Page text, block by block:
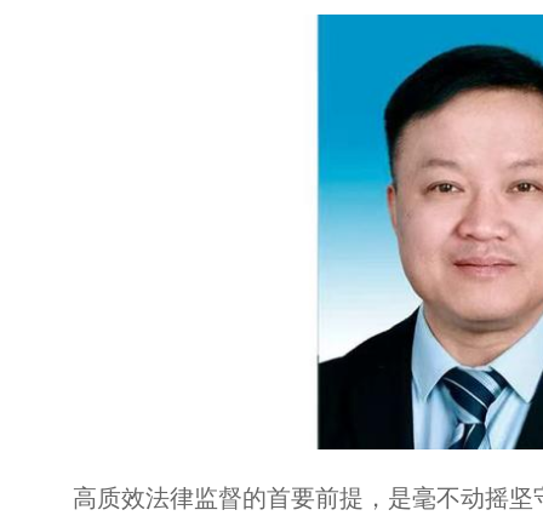
高质效法律监督的首要前提，是毫不动摇坚